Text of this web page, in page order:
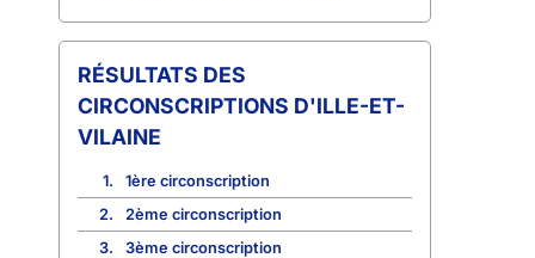
CIRCONSCRIPTIONS D'ILLE-ET-
VILAINE
1.
1ère circonscription
2.
2ème circonscription
3.
3ème circonscription